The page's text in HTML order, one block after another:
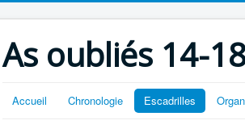
As oubliés 14-
Accueil Chronologie Escadrilles